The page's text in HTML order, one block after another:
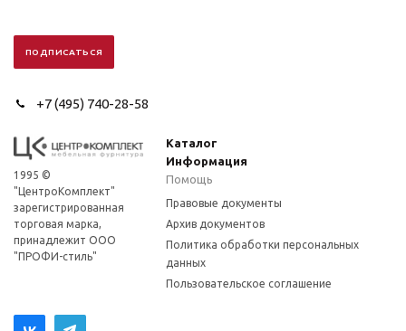
+7 (495) 740-28-58
1995 ©
"ЦентроКомплект"
зарегистрированная
торговая марка,
принадлежит ООО
"ПРОФИ-стиль"
Каталог
Информация
Помощь
Правовые документы
Архив документов
Политика обработки персональных
данных
Пользовательское соглашение